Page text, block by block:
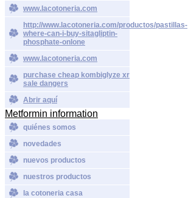
www.lacotoneria.com
http://www.lacotoneria.com/productos/pastillas-
where-can-i-buy-sitagliptin-
phosphate-onlone
www.lacotoneria.com
purchase cheap kombiglyze xr
sale dangers
Abrir aquí
Metformin information
quiénes somos
novedades
nuevos productos
nuestros productos
la cotoneria casa